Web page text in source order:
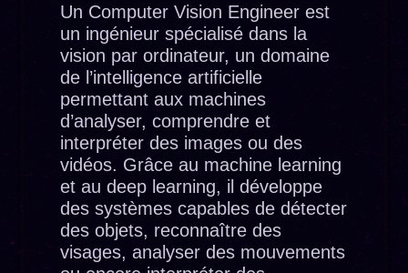
Un Computer Vision Engineer est
un ingénieur spécialisé dans la
vision par ordinateur, un domaine
de l’intelligence artificielle
permettant aux machines
d’analyser, comprendre et
interpréter des images ou des
vidéos. Grâce au machine learning
et au deep learning, il développe
des systèmes capables de détecter
des objets, reconnaître des
visages, analyser des mouvements